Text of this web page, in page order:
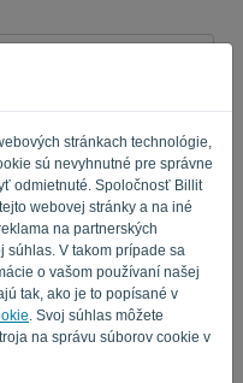
stránkach technológie,
sú nevyhnutné pre správne
odmietnuté. Spoločnosť Billit
webovej stránky a na iné
na partnerských
súhlas. V takom prípade sa
o vašom používaní našej
tak, ako je to popísané v
. Svoj súhlas môžete
na správu súborov cookie v
Zabudnuté heslo?
SA